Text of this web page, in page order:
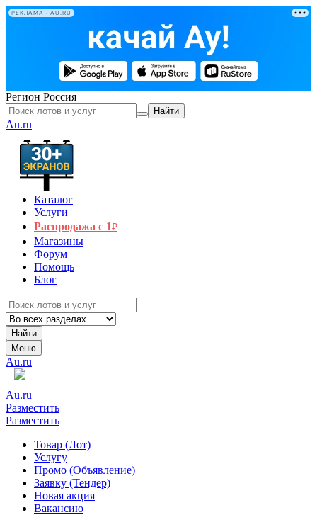
РЕКЛАМА • AU.RU
Регион Россия
Найти
Au.ru
Каталог
Услуги
Распродажа с 1₽
Магазины
Форум
Помощь
Блог
Найти
Меню
Au.ru
Au.ru
Разместить
Разместить
Товар (Лот)
Услугу
Промо (Объявление)
Заявку (Тендер)
Новая акция
Вакансию